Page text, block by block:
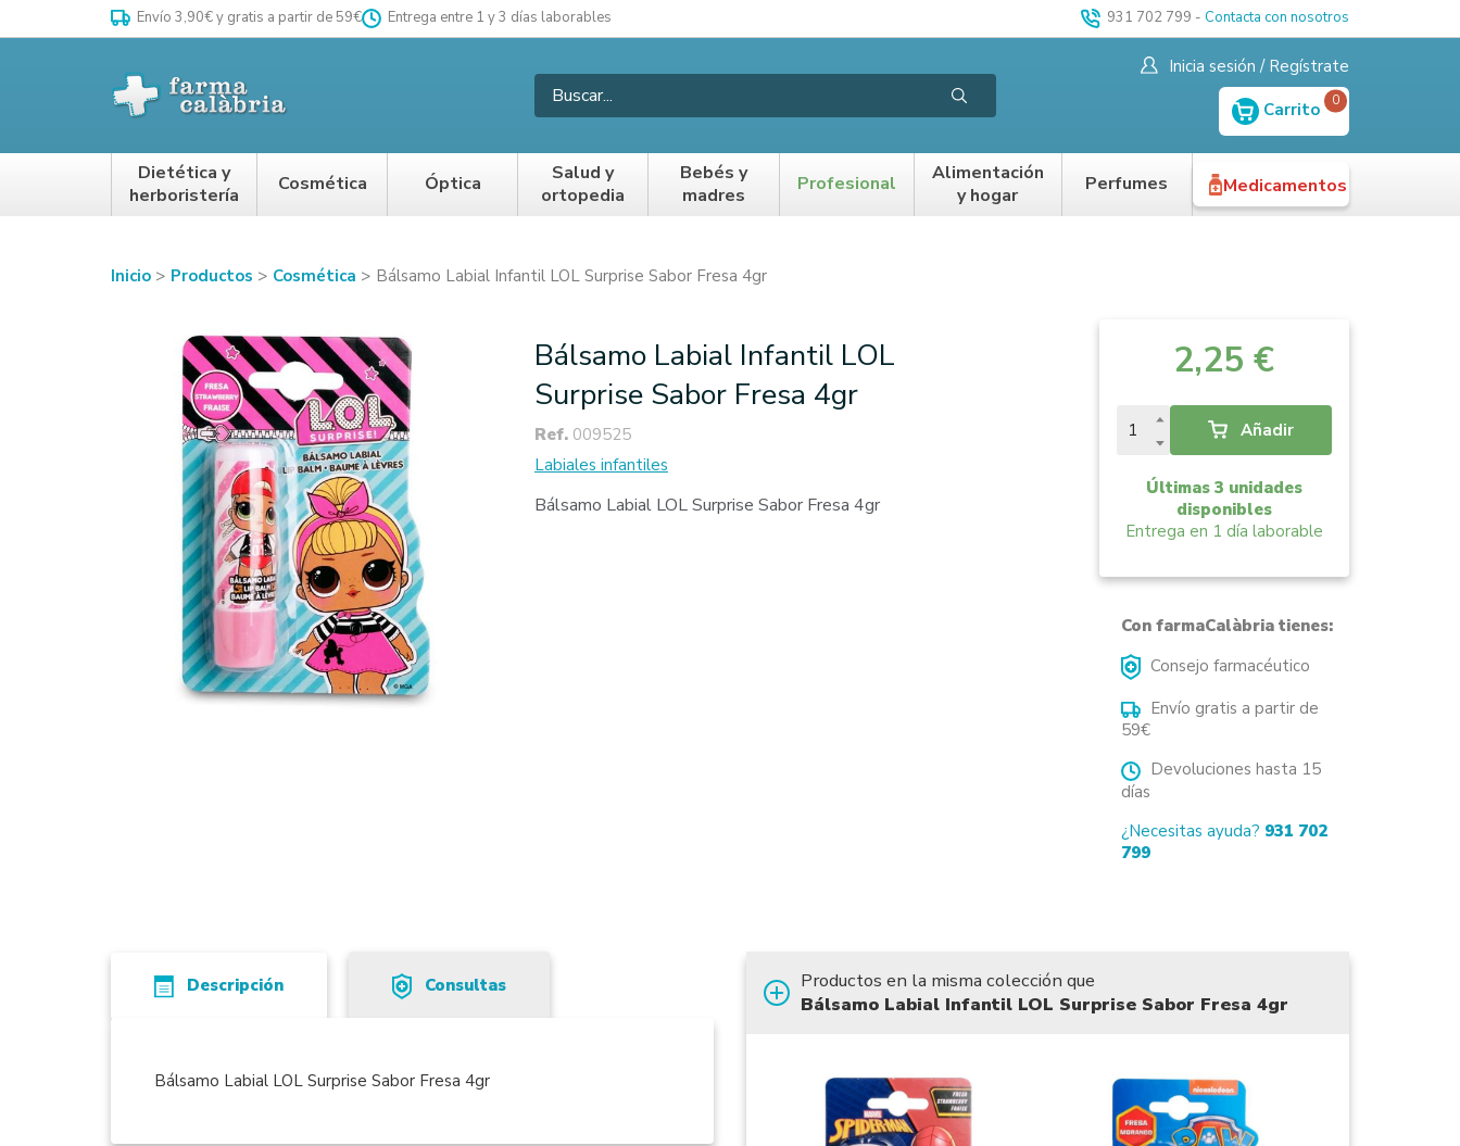
Envío 3,90€ y gratis a partir de 59€ Entrega entre 1 y 3 días laborables 931 702 799 - Contacta con nosotros
Inicia sesión / Regístrate
Carrito 0
Dietética y
herboristería
Cosmética Óptica
Salud y
ortopedia
Bebés y
madres
Profesional
Alimentación
y hogar
Perfumes Medicamentos
Inicio Productos Cosmética Bálsamo Labial Infantil LOL Surprise Sabor Fresa 4gr
Bálsamo Labial Infantil LOL
Surprise Sabor Fresa 4gr
Ref. 009525
Labiales infantiles
Bálsamo Labial LOL Surprise Sabor Fresa 4gr
2,25 €
Añadir
Últimas 3 unidades
disponibles
Entrega en 1 día laborable
Con farmaCalàbria tienes:
Consejo farmacéutico
Envío gratis a partir de
59€
Devoluciones hasta 15
días
¿Necesitas ayuda? 931 702
799
Descripción Consultas
Bálsamo Labial LOL Surprise Sabor Fresa 4gr
Productos en la misma colección que
Bálsamo Labial Infantil LOL Surprise Sabor Fresa 4gr